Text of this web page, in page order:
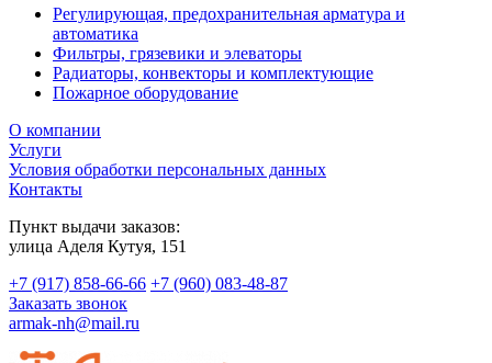
Регулирующая, предохранительная арматура и
автоматика
Фильтры, грязевики и элеваторы
Радиаторы, конвекторы и комплектующие
Пожарное оборудование
О компании
Услуги
Условия обработки персональных данных
Контакты
Пункт выдачи заказов:
​улица Аделя Кутуя, 151
+7 (917) 858-66-66 +7 (960) 083-48-87
Заказать звонок
armak-nh@mail.ru